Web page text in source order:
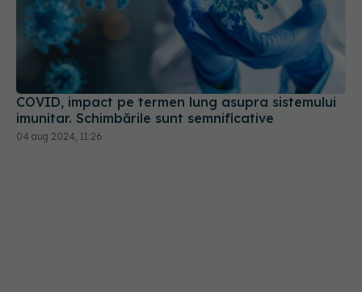
COVID, impact pe termen lung asupra sistemului
imunitar. Schimbările sunt semnificative
04 aug 2024, 11:26